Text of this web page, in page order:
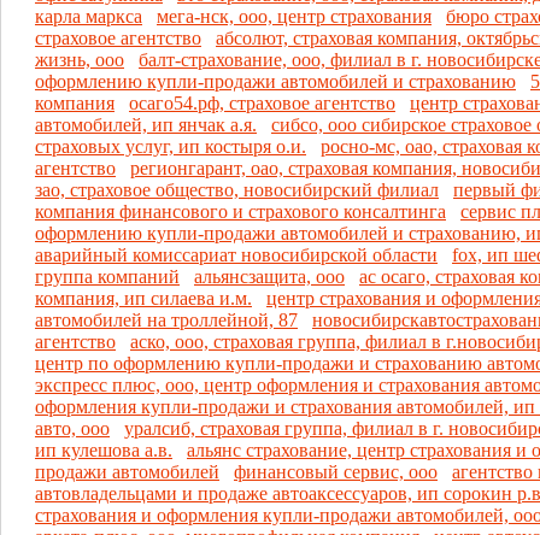
карла маркса
мега-нск, ооо, центр страхования
бюро
страховое агентство
абсолют, страховая компания,
жизнь, ооо
балт-страхование, ооо, филиал в г.
оформлению купли-продажи автомобилей и страхованию
компания
осаго54.рф, страховое агентство
центр
автомобилей, ип янчак а.я.
сибсо, ооо сибирское страховое
страховых услуг, ип костыря о.и.
росно-мс, оао, страховая
агентство
регионгарант, оао, страховая компания,
зао, страховое общество, новосибирский филиал
первый
компания финансового и страхового консалтинга
сервис
оформлению купли-продажи автомобилей и страхованию,
аварийный комиссариат новосибирской области
fox, ип
группа компаний
альянсзащита, ооо
ас осаго, страховая
компания, ип силаева и.м.
центр страхования и
автомобилей на троллейной, 87
агентство
аско, ооо, страховая группа, филиал в
центр по оформлению купли-продажи и страхованию
экспресс плюс, ооо, центр оформления и страхования
оформления купли-продажи и страхования автомобилей,
авто, ооо
уралсиб, страховая группа, филиал в г.
ип кулешова а.в.
альянс страхование, центр страхования
продажи автомобилей
финансовый сервис, ооо
агентство
автовладельцами и продаже автоаксессуаров, ип сорокин
страхования и оформления купли-продажи автомобилей,